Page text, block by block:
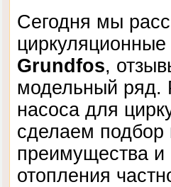
Сегодня мы
Grundfos,
модельный ряд.
насоса для
сделаем подбор
преимущества и
отопления